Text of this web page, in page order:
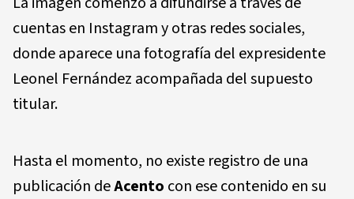
cuentas en Instagram y otras redes sociales,
donde aparece una fotografía del expresidente
Leonel Fernández acompañada del supuesto
titular.
Hasta el momento, no existe registro de una
publicación deAcento con ese contenido en su